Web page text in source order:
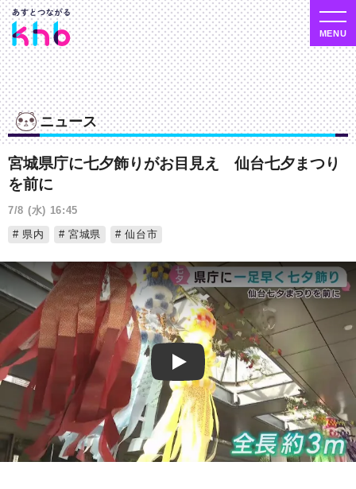
ニュース
宮城県庁に七夕飾りがお目見え 仙台七夕まつり
を前に
7/8 (水) 16:45
県内
宮城県 仙台市
Play